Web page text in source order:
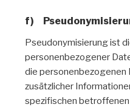
f)
Pseudonymisierung ist
personenbezogener
die personenbezogenen
zusätzlicher
spezifischen